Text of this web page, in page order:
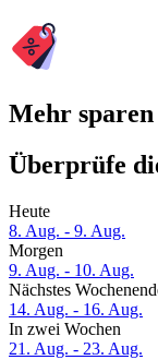
Mehr
Überprüfe
Heute
8. Aug. - 9. Aug.
Morgen
9. Aug. - 10. Aug.
Nächstes
14. Aug. - 16. Aug.
In zwei Wochen
21. Aug. - 23. Aug.